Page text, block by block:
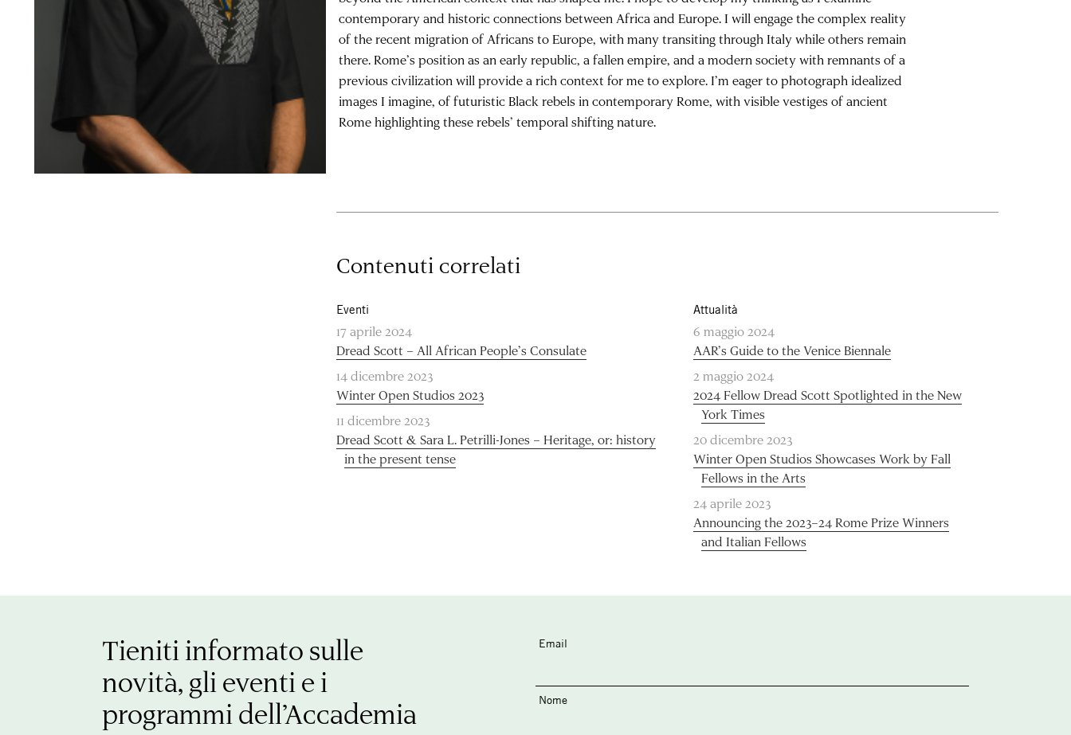
contemporary and historic connections between Africa and Europe. I will engage the complex reality
of the recent migration of Africans to Europe, with many transiting through Italy while others remain
there. Rome’s position as an early republic, a fallen empire, and a modern society with remnants of a
previous civilization will provide a rich context for me to explore. I’m eager to photograph idealized
images I imagine, of futuristic Black rebels in contemporary Rome, with visible vestiges of ancient
Rome highlighting these rebels’ temporal shifting nature.
Contenuti correlati
Eventi
17 aprile 2024
Dread Scott – All African People’s Consulate
14 dicembre 2023
Winter Open Studios 2023
11 dicembre 2023
Dread Scott & Sara L. Petrilli-Jones – Heritage, or: history
in the present tense
Attualità
6 maggio 2024
AAR’s Guide to the Venice Biennale
2 maggio 2024
2024 Fellow Dread Scott Spotlighted in the New
York Times
20 dicembre 2023
Winter Open Studios Showcases Work by Fall
Fellows in the Arts
24 aprile 2023
Announcing the 2023–24 Rome Prize Winners
and Italian Fellows
Tieniti informato sulle
novità, gli eventi e i
programmi dell’Accademia
Email
Nome